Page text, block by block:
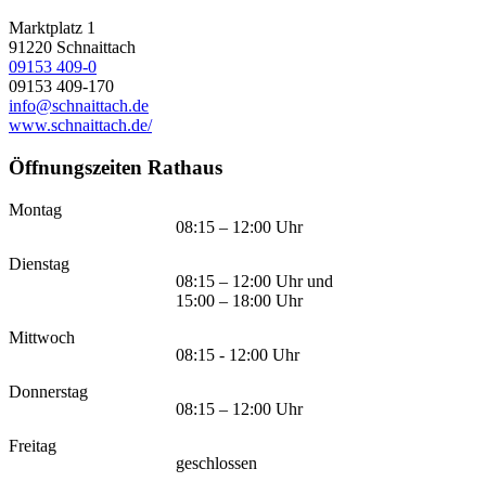
Marktplatz 1
91220 Schnaittach
09153 409-0
09153 409-170
info@schnaittach.de
www.schnaittach.de/
Öffnungszeiten Rathaus
Montag
08:15 – 12:00 Uhr
Dienstag
08:15 – 12:00 Uhr und
15:00 – 18:00 Uhr
Mittwoch
08:15 - 12:00 Uhr
Donnerstag
08:15 – 12:00 Uhr
Freitag
geschlossen